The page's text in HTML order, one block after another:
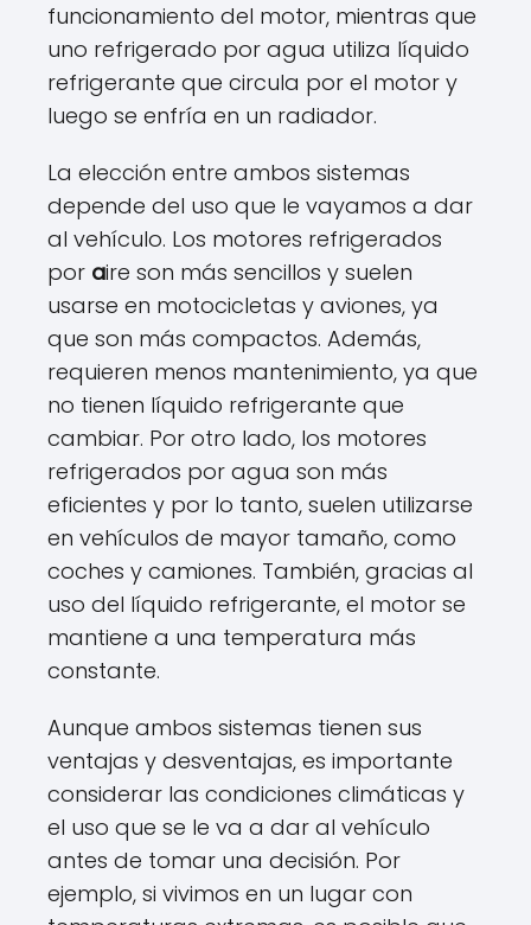
funcionamiento del motor, mientras que
uno refrigerado por agua utiliza líquido
refrigerante que circula por el motor y
luego se enfría en un radiador.
La elección entre ambos sistemas
depende del uso que le vayamos a dar
al vehículo. Los motores refrigerados
por aire son más sencillos y suelen
usarse en motocicletas y aviones, ya
que son más compactos. Además,
requieren menos mantenimiento, ya que
no tienen líquido refrigerante que
cambiar. Por otro lado, los motores
refrigerados por agua son más
eficientes y por lo tanto, suelen utilizarse
en vehículos de mayor tamaño, como
coches y camiones. También, gracias al
uso del líquido refrigerante, el motor se
mantiene a una temperatura más
constante.
Aunque ambos sistemas tienen sus
ventajas y desventajas, es importante
considerar las condiciones climáticas y
el uso que se le va a dar al vehículo
antes de tomar una decisión. Por
ejemplo, si vivimos en un lugar con